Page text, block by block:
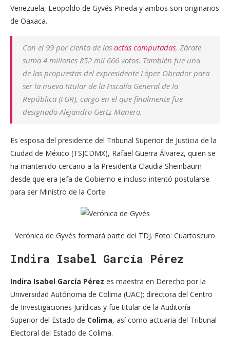
Venezuela, Leopoldo de Gyvés Pineda y ambos son originarios
de Oaxaca.
Con el 99 por ciento de las actas computadas, Zárate
suma 4 millones 852 mil 666 votos. También fue una
de las propuestas del expresidente López Obrador para
ser la nueva titular de la Fiscalía General de la
República (FGR), cargo en el que finalmente fue
designado Alejandro Gertz Manero.
Es esposa del presidente del Tribunal Superior de Justicia de la
Ciudad de México (TSJCDMX), Rafael Guerra Álvarez, quien se
ha mantenido cercano a la Presidenta Claudia Sheinbaum
desde que era Jefa de Gobierno e incluso intentó postularse
para ser Ministro de la Corte.
Verónica de Gyvés formará parte del TDJ. Foto: Cuartoscuro
Indira Isabel García Pérez
Indira Isabel García Pérez es maestra en Derecho por la
Universidad Autónoma de Colima (UAC); directora del Centro
de Investigaciones Jurídicas y fue titular de la Auditoría
Superior del Estado de Colima, así como actuaria del Tribunal
Electoral del Estado de Colima.